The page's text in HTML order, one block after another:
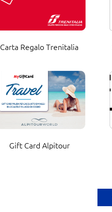
Carta Regalo Trenitalia
Gift Card Alpitour